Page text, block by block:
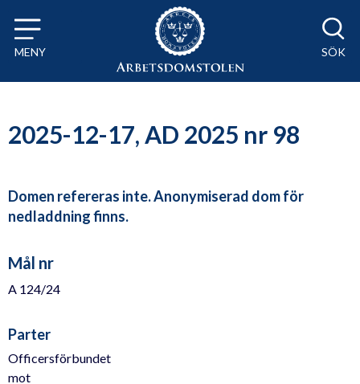
Till innehåll på sidan x
MENY SÖK
2025-12-17, AD 2025 nr 98
Domen refereras inte. Anonymiserad dom för
nedladdning finns.
Mål nr
A 124/24
Parter
Officersförbundet
mot